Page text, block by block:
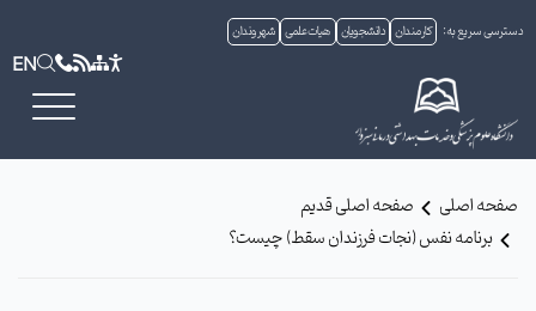
دسترسی سریع به: کارمندان دانشجویان هیات علمی شهروندان
EN
صفحه اصلی
صفحه اصلی قدیم
برنامه نفس (نجات فرزندان سقط) چیست؟